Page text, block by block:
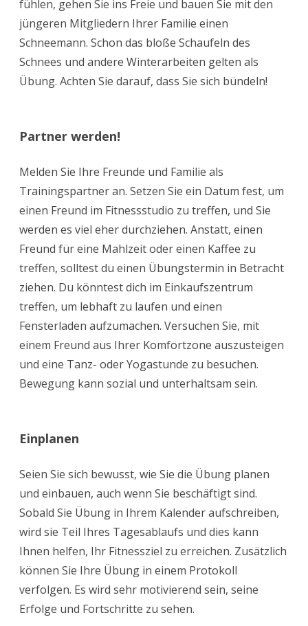
fühlen, gehen Sie ins Freie und bauen Sie mit den
jüngeren Mitgliedern Ihrer Familie einen
Schneemann. Schon das bloße Schaufeln des
Schnees und andere Winterarbeiten gelten als
Übung. Achten Sie darauf, dass Sie sich bündeln!
Partner werden!
Melden Sie Ihre Freunde und Familie als
Trainingspartner an. Setzen Sie ein Datum fest, um
einen Freund im Fitnessstudio zu treffen, und Sie
werden es viel eher durchziehen. Anstatt, einen
Freund für eine Mahlzeit oder einen Kaffee zu
treffen, solltest du einen Übungstermin in Betracht
ziehen. Du könntest dich im Einkaufszentrum
treffen, um lebhaft zu laufen und einen
Fensterladen aufzumachen. Versuchen Sie, mit
einem Freund aus Ihrer Komfortzone auszusteigen
und eine Tanz- oder Yogastunde zu besuchen.
Bewegung kann sozial und unterhaltsam sein.
Einplanen
Seien Sie sich bewusst, wie Sie die Übung planen
und einbauen, auch wenn Sie beschäftigt sind.
Sobald Sie Übung in Ihrem Kalender aufschreiben,
wird sie Teil Ihres Tagesablaufs und dies kann
Ihnen helfen, Ihr Fitnessziel zu erreichen. Zusätzlich
können Sie Ihre Übung in einem Protokoll
verfolgen. Es wird sehr motivierend sein, seine
Erfolge und Fortschritte zu sehen.